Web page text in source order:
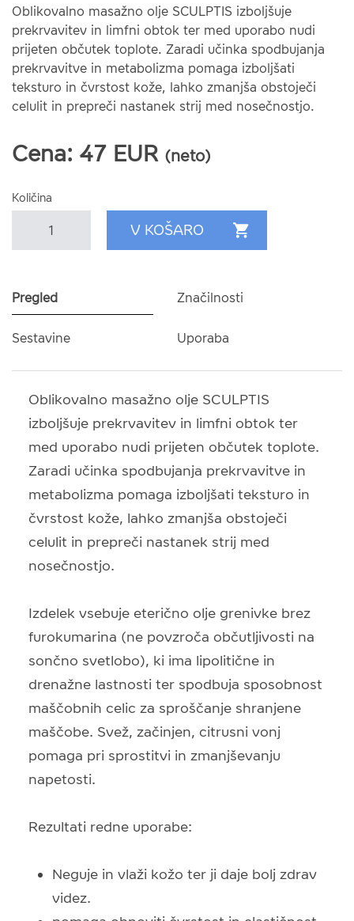
Oblikovalno masažno olje SCULPTIS izboljšuje
prekrvavitev in limfni obtok ter med uporabo nudi
prijeten občutek toplote. Zaradi učinka spodbujanja
prekrvavitve in metabolizma pomaga izboljšati
teksturo in čvrstost kože, lahko zmanjša obstoječi
celulit in prepreči nastanek strij med nosečnostjo.
Cena: 47 EUR (neto)
Količina
Pregled Značilnosti
Sestavine Uporaba
Oblikovalno masažno olje SCULPTIS
izboljšuje prekrvavitev in limfni obtok ter
med uporabo nudi prijeten občutek toplote.
Zaradi učinka spodbujanja prekrvavitve in
metabolizma pomaga izboljšati teksturo in
čvrstost kože, lahko zmanjša obstoječi
celulit in prepreči nastanek strij med
nosečnostjo.
Izdelek vsebuje eterično olje grenivke brez
furokumarina (ne povzroča občutljivosti na
sončno svetlobo), ki ima lipolitične in
drenažne lastnosti ter spodbuja sposobnost
maščobnih celic za sproščanje shranjene
maščobe. Svež, začinjen, citrusni vonj
pomaga pri sprostitvi in zmanjševanju
napetosti.
Rezultati redne uporabe:
Neguje in vlaži kožo ter ji daje bolj zdrav
videz.